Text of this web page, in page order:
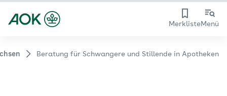
MerklisteMenü
Beratung für Schwangere und Stillende in Apotheken